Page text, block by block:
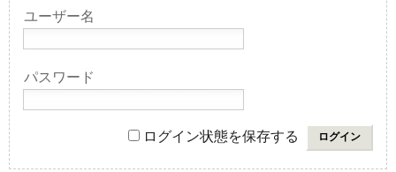
ユーザー名
パスワード
ログイン状態を保存する